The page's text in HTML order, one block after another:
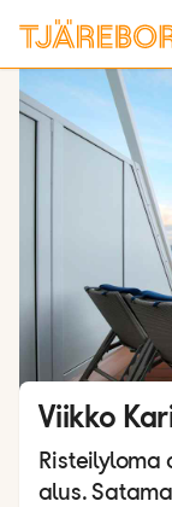
Viikko
Risteilyloma
alus.